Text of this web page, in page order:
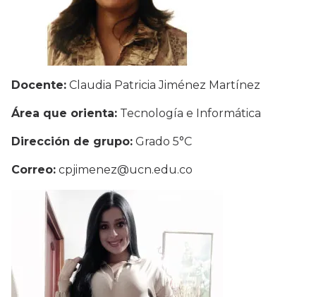
Docente: Claudia Patricia Jiménez Martínez
Área que orienta: Tecnología e Informática
Dirección de grupo: Grado 5°C
Correo: cpjimenez@ucn.edu.co